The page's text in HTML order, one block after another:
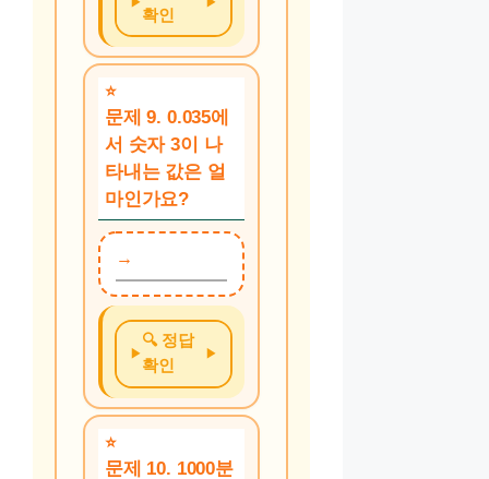
확인
문제 9. 0.035에
서 숫자 3이 나
타내는 값은 얼
마인가요?
🔍 정답
확인
문제 10. 1000분